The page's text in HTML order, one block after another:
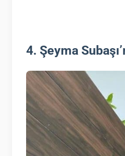
4. Şeyma